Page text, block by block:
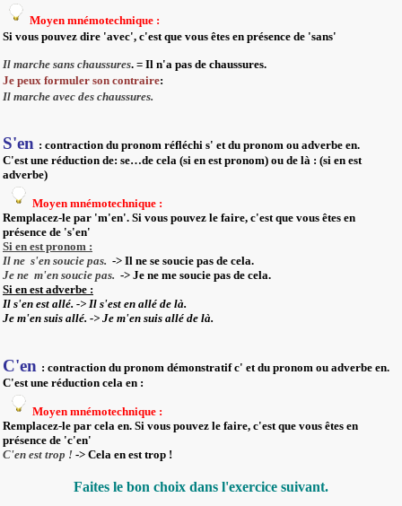
Moyen mnémotechnique :
Si vous pouvez dire 'avec', c'est que vous êtes en présence de 'sans'
Il marche sans chaussures. = Il n'a pas de chaussures.
Je peux formuler son contraire:
Il marche avec des chaussures.
S'en : contraction du pronom réfléchi s' et du pronom ou adverbe en.
C'est une réduction de: se…de cela (si en est pronom) ou de là : (si en est
adverbe)
Moyen mnémotechnique :
Remplacez-le par 'm'en'. Si vous pouvez le faire, c'est que vous êtes en
présence de 's'en'
Si en est pronom :
Il ne s'en soucie pas. -> Il ne se soucie pas de cela.
Je ne m'en soucie pas. -> Je ne me soucie pas de cela.
Si en est adverbe :
Il s'en est allé. -> Il s'est en allé de là.
Je m'en suis allé. -> Je m'en suis allé de là.
C'en : contraction du pronom démonstratifc' et du pronom ou adverbe en.
C'est une réduction cela en :
Moyen mnémotechnique :
Remplacez-le par cela en. Si vous pouvez le faire, c'est que vous êtes en
présence de 'c'en'
C'en est trop ! -> Cela en est trop !
Faites le bon choix dans l'exercice suivant.